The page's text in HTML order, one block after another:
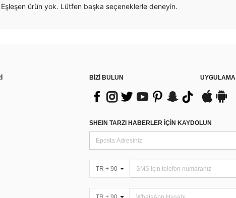
Eşleşen ürün yok. Lütfen başka seçeneklerle deneyin.
BİZİ BULUN UYGULAMA
SHEIN TARZI HABERLER IÇIN KAYDOLUN
TR + 90